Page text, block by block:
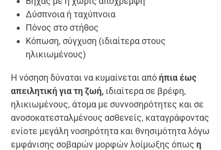
Δύσπνοια ή ταχύπνοια
Πόνος στο στήθος
Κόπωση, σύγχυση (ιδιαίτερα στους
ηλικιωμένους)
Η νόσηση δύναται να κυμαίνεται από ήπια έως
απειλητική για τη ζωή, ιδιαίτερα σε βρέφη,
ηλικιωμένους, άτομα με συννοσηρότητες και σε
ανοσοκατεσταλμένους ασθενείς, καταγράφοντας
ενίοτε μεγάλη νοσηρότητα και θνησιμότητα λόγω
εμφάνισης σοβαρών μορφών λοίμωξης όπως η